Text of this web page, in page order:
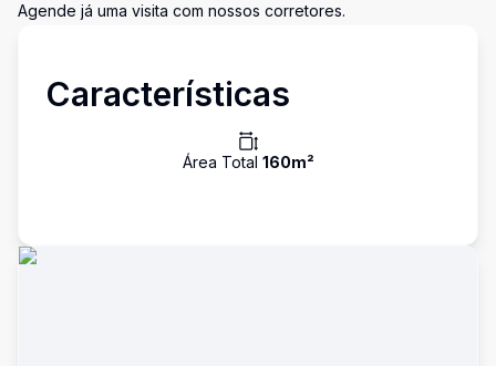
Agende já uma visita com nossos corretores.
Características
Área Total 160m²